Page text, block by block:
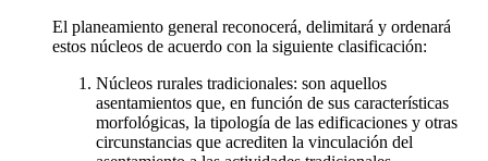
El planeamiento general reconocerá, delimitará y ordenará
estos núcleos de acuerdo con la siguiente clasificación:
Núcleos rurales tradicionales: son aquellos
asentamientos que, en función de sus características
morfológicas, la tipología de las edificaciones y otras
circunstancias que acrediten la vinculación del